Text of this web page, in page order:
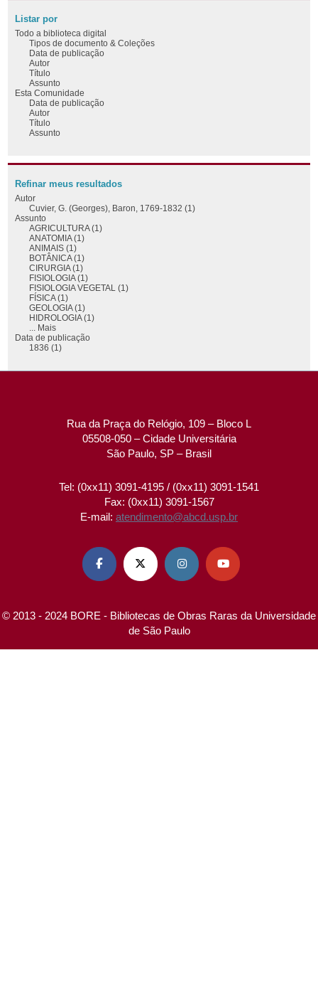
Listar por
Todo a biblioteca digital
Tipos de documento & Coleções
Data de publicação
Autor
Título
Assunto
Esta Comunidade
Data de publicação
Autor
Título
Assunto
Refinar meus resultados
Autor
Cuvier, G. (Georges), Baron, 1769-1832 (1)
Assunto
AGRICULTURA (1)
ANATOMIA (1)
ANIMAIS (1)
BOTÂNICA (1)
CIRURGIA (1)
FISIOLOGIA (1)
FISIOLOGIA VEGETAL (1)
FÍSICA (1)
GEOLOGIA (1)
HIDROLOGIA (1)
... Mais
Data de publicação
1836 (1)
Rua da Praça do Relógio, 109 – Bloco L
05508-050 – Cidade Universitária
São Paulo, SP – Brasil
Tel: (0xx11) 3091-4195 / (0xx11) 3091-1541
Fax: (0xx11) 3091-1567
E-mail: atendimento@abcd.usp.br
   
© 2013 - 2024 BORE - Bibliotecas de Obras Raras da Universidade
de São Paulo